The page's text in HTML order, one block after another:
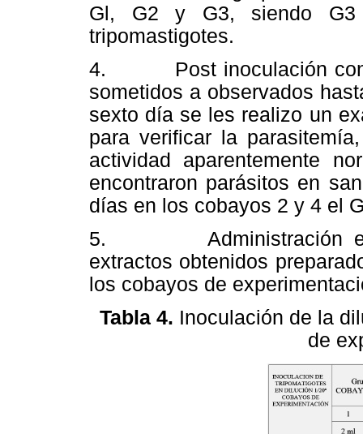
Gl, G2 y G3, siendo G3
tripomastigotes.
4. Post inoculación con
sometidos a observados
sexto día se les realizo un
para verificar la
actividad aparentemente
encontraron parásitos en
días en los cobayos 2 y 4 el
5. Administración en
extractos obtenidos
los cobayos de
Tabla 4. Inoculación de la
de